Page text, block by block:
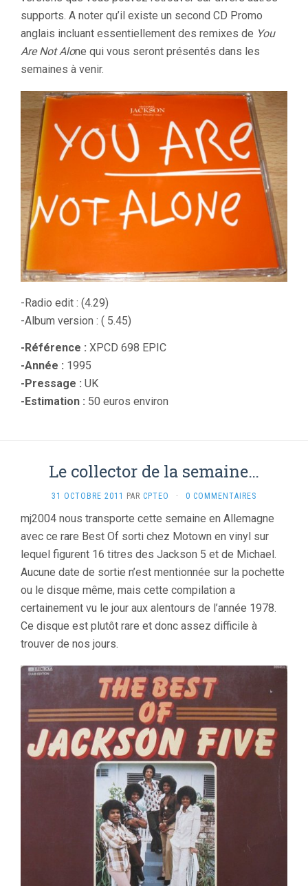
supports. A noter qu’il existe un second CD Promo
anglais incluant essentiellement des remixes de You
Are Not Alone qui vous seront présentés dans les
semaines à venir.
-Radio edit : (4.29)
-Album version : ( 5.45)
-Référence : XPCD 698 EPIC
-Année : 1995
-Pressage : UK
-Estimation : 50 euros environ
Le collector de la semaine…
31 OCTOBRE 2011 PAR CPTEO · 0 COMMENTAIRES
mj2004 nous transporte cette semaine en Allemagne
avec ce rare Best Of sorti chez Motown en vinyl sur
lequel figurent 16 titres des Jackson 5 et de Michael.
Aucune date de sortie n’est mentionnée sur la pochette
ou le disque même, mais cette compilation a
certainement vu le jour aux alentours de l’année 1978.
Ce disque est plutôt rare et donc assez difficile à
trouver de nos jours.